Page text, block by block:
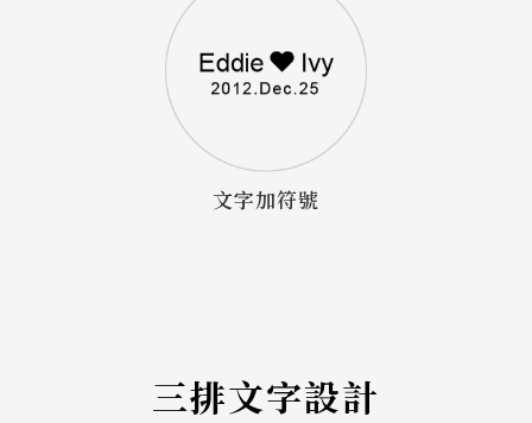
文字加符號
三排文字設計